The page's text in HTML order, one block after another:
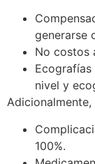
generarse
No costos
nivel y
100%.